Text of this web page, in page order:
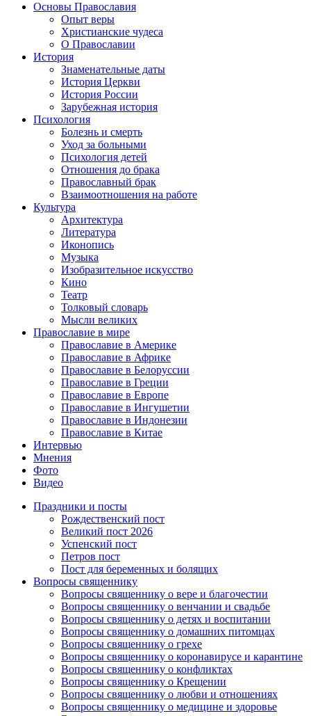
Основы Православия
Опыт веры
Христианские чудеса
О Православии
История
Знаменательные даты
История Церкви
История России
Зарубежная история
Психология
Болезнь и смерть
Уход за больными
Психология детей
Отношения до брака
Православный брак
Взаимоотношения на работе
Культура
Архитектура
Литература
Иконопись
Музыка
Изобразительное искусство
Кино
Театр
Толковый словарь
Мысли великих
Православие в мире
Православие в Америке
Православие в Африке
Православие в Белоруссии
Православие в Греции
Православие в Европе
Православие в Ингушетии
Православие в Индонезии
Православие в Китае
Интервью
Мнения
Фото
Видео
Праздники и посты
Рождественский пост
Великий пост 2026
Успенский пост
Петров пост
Пост для беременных и болящих
Вопросы священнику
Вопросы священнику о вере и благочестии
Вопросы священнику о венчании и свадьбе
Вопросы священнику о детях и воспитании
Вопросы священнику о домашних питомцах
Вопросы священнику о грехе
Вопросы священнику о коронавирусе и карантине
Вопросы священнику о конфликтах
Вопросы священнику о Крещении
Вопросы священнику о любви и отношениях
Вопросы священнику о медицине и здоровье